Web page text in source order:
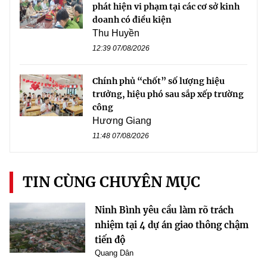
phát hiện vi phạm tại các cơ sở kinh
doanh có điều kiện
Thu Huyền
12:39 07/08/2026
Chính phủ “chốt” số lượng hiệu
trưởng, hiệu phó sau sắp xếp trường
công
Hương Giang
11:48 07/08/2026
TIN CÙNG CHUYÊN MỤC
Ninh Bình yêu cầu làm rõ trách
nhiệm tại 4 dự án giao thông chậm
tiến độ
Quang Dân